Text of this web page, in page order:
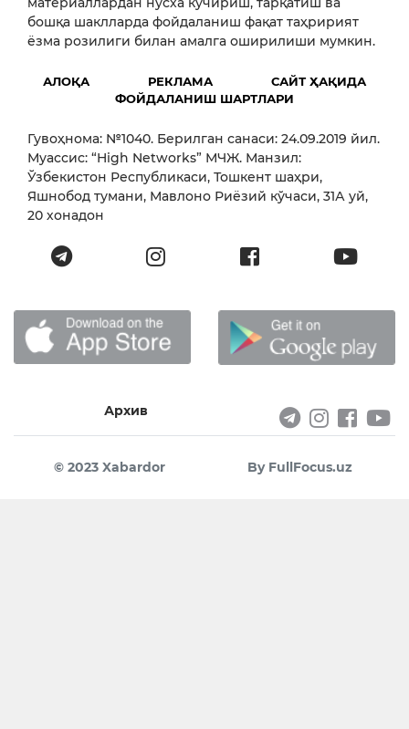
бошқа шаклларда фойдаланиш фақат таҳририят
ёзма розилиги билан амалга оширилиши мумкин.
АЛОҚА РЕКЛАМА
САЙТ ҲАҚИДА
ФОЙДАЛАНИШ ШАРТЛАРИ
Гувоҳнома: №1040. Берилган санаси: 24.09.2019 йил.
Муассис: “High Networks” МЧЖ. Манзил:
Ўзбекистон Республикаси, Тошкент шаҳри,
Яшнобод тумани, Мавлоно Риёзий кўчаси, 31А уй,
20 хонадон
Архив
© 2023 Xabardor By FullFocus.uz